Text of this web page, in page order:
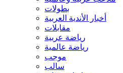
بطولات
أخبار الأندية العربية
مقابلات
رياضة عربية
رياضة عالمية
موجب
سالب